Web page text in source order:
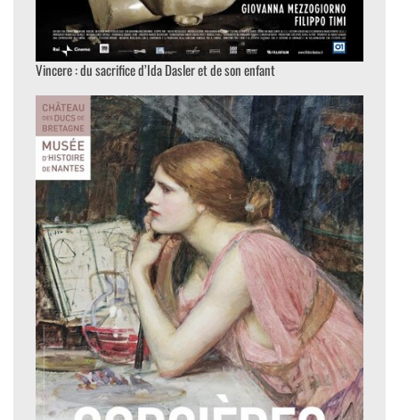
Vincere : du sacrifice d’Ida Dasler et de son enfant